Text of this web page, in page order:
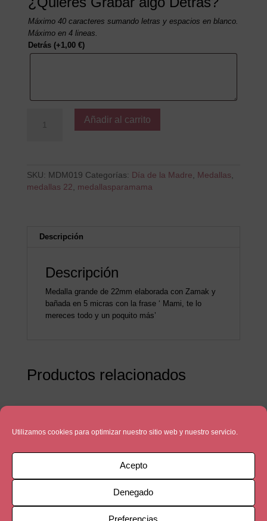
Utilizamos cookies para optimizar nuestro sitio web y nuestro servicio.
Acepto
Denegado
Preferencias
Máximo 40 caracteres sumando letras y espacios en blanco.
Máximo en 4 lineas.
Detrás (+1,00 €)
y
un
Añadir al carrito
SKU: MDM019 Categorías: Día de la Madre, Medallas,
medallas 22, medallasparamama
Descripción
Descripción
Medalla grande de 22mm elaborada con Zamak y
bañada en 5 micras con la frase ‘ Mami, te lo
mereces todo y un poquito más’
Productos relacionados